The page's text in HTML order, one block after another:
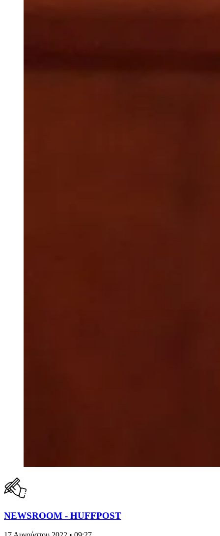
NEWSROOM - HUFFPOST